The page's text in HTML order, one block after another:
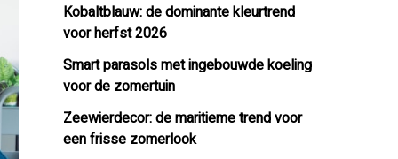
Kobaltblauw: de dominante kleurtrend
voor herfst 2026
Smart parasols met ingebouwde koeling
voor de zomertuin
Zeewierdecor: de maritieme trend voor
een frisse zomerlook